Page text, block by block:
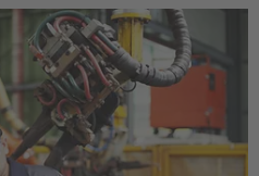
认证机构将首次能通过这种
法第一批先驱公司的构建和
便位列其中。
方法的持续开发工作。